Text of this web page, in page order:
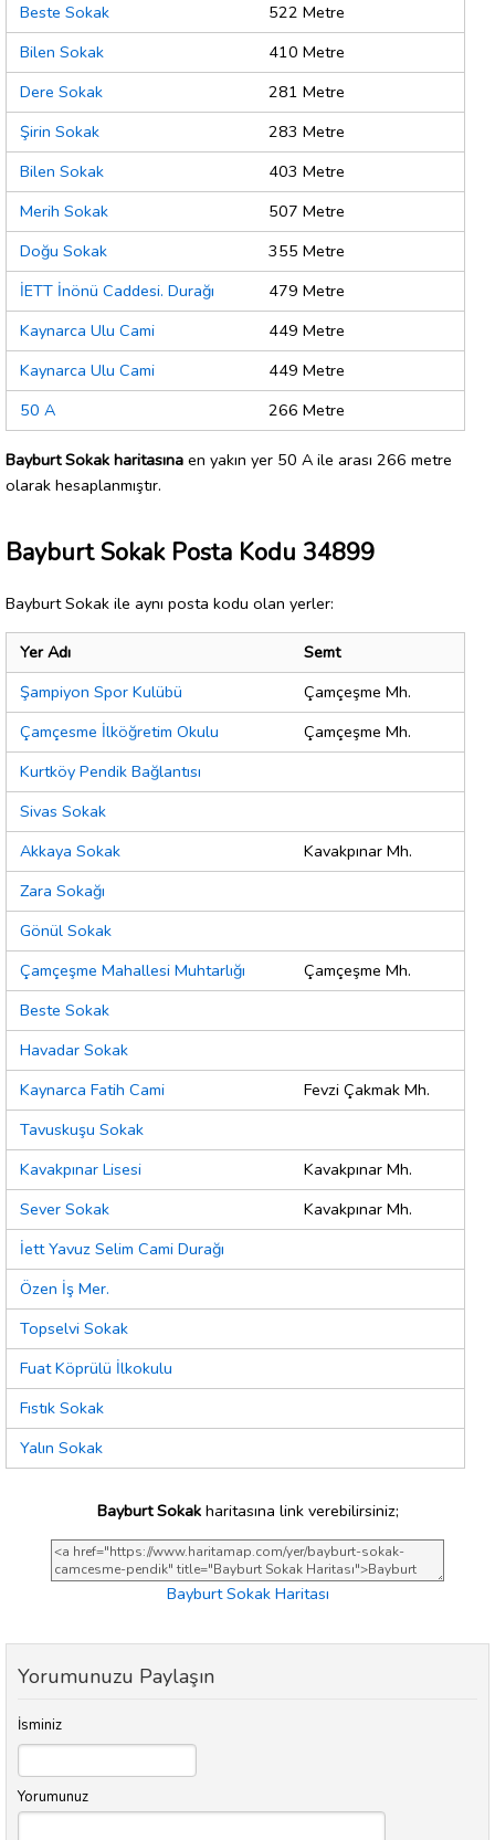
Beste Sokak
522 Metre
Bilen Sokak
410 Metre
Dere Sokak
281 Metre
Şirin Sokak
283 Metre
Bilen Sokak
403 Metre
Merih Sokak
507 Metre
Doğu Sokak
355 Metre
İETT İnönü Caddesi. Durağı
479 Metre
Kaynarca Ulu Cami
449 Metre
Kaynarca Ulu Cami
449 Metre
50 A
266 Metre
Bayburt Sokak haritasına en yakın yer 50 A ile arası 266 metre
olarak hesaplanmıştır.
Bayburt Sokak Posta Kodu 34899
Bayburt Sokak ile aynı posta kodu olan yerler:
Yer Adı
Semt
Şampiyon Spor Kulübü
Çamçeşme Mh.
Çamçesme İlköğretim Okulu
Çamçeşme Mh.
Kurtköy Pendik Bağlantısı
Sivas Sokak
Akkaya Sokak
Kavakpınar Mh.
Zara Sokağı
Gönül Sokak
Çamçeşme Mahallesi Muhtarlığı
Çamçeşme Mh.
Beste Sokak
Havadar Sokak
Kaynarca Fatih Cami
Fevzi Çakmak Mh.
Tavuskuşu Sokak
Kavakpınar Lisesi
Kavakpınar Mh.
Sever Sokak
Kavakpınar Mh.
İett Yavuz Selim Cami Durağı
Özen İş Mer.
Topselvi Sokak
Fuat Köprülü İlkokulu
Fıstık Sokak
Yalın Sokak
Bayburt Sokakharitasına link verebilirsiniz;
Bayburt Sokak Haritası
Yorumunuzu Paylaşın
İsminiz
Yorumunuz